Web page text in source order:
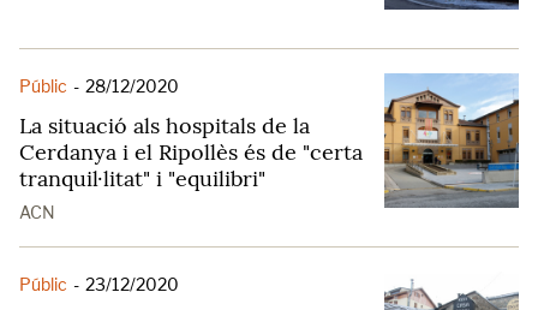
Públic - 28/12/2020
La situació als hospitals de la
Cerdanya i el Ripollès és de "certa
tranquil·litat" i "equilibri"
ACN
Públic - 23/12/2020